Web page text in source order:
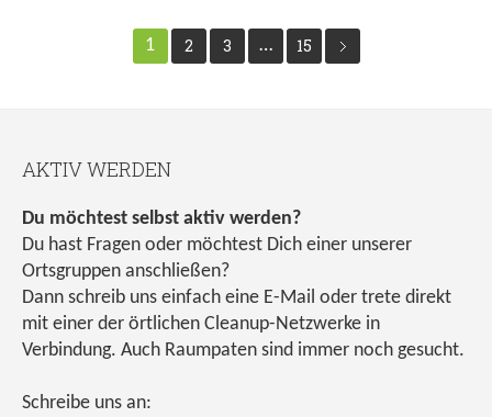
1 2 3 … 15
AKTIV WERDEN
Du möchtest selbst aktiv werden?
Du hast Fragen oder möchtest Dich einer unserer
Ortsgruppen anschließen?
Dann schreib uns einfach eine E-Mail oder trete direkt
mit einer der örtlichen Cleanup-Netzwerke in
Verbindung. Auch Raumpaten sind immer noch gesucht.
Schreibe uns an: